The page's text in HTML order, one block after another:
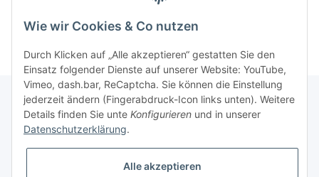
Der Verein ist gemeinnützig gemäß Abgabenordnung und als
solcher Spendenempfangsberechtigt.
Informationen
Gesetzliche Informationen
Wie wir Cookies & Co nutzen
Durch Klicken auf „Alle akzeptieren“ gestatten Sie den
Einsatz folgender Dienste auf unserer Website: YouTube,
Vimeo, dash.bar, ReCaptcha. Sie können die Einstellung
jederzeit ändern (Fingerabdruck-Icon links unten). Weitere
Details finden Sie unte Konfigurieren und in unserer
Datenschutzerklärung.
Alle akzeptieren